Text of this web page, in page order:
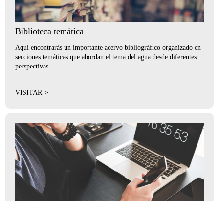
Biblioteca temática
Aquí encontrarás un importante acervo bibliográfico organizado en
secciones temáticas que abordan el tema del agua desde diferentes
perspectivas.
VISITAR